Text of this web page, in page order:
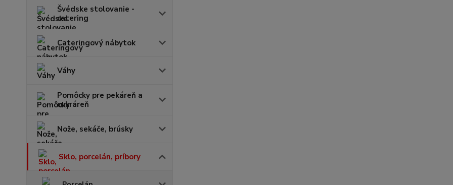
Švédske stolovanie -
catering
Cateringový nábytok
Váhy
Pomôcky pre pekáreň a
cukráreň
Nože, sekáče, brúsky
Sklo, porcelán, príbory